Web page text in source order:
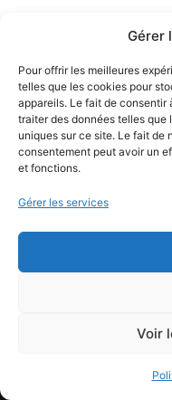
Gérer
Pour offrir les meilleures
telles que les cookies pour
appareils. Le fait de consentir
traiter des données telles que
uniques sur ce site. Le fait de
consentement peut avoir un
et fonctions.
Gérer les services
Voir